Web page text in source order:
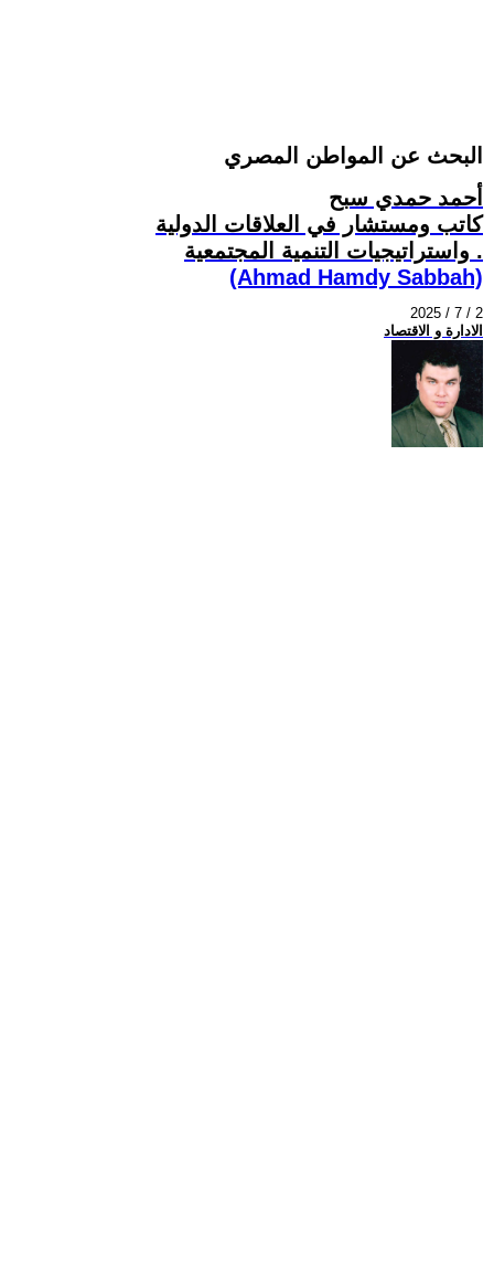
البحث عن المواطن المصري
أحمد حمدي سبح
كاتب ومستشار في العلاقات الدولية
واستراتيجيات التنمية المجتمعية .
(Ahmad Hamdy Sabbah)
2025 / 7 / 2
الادارة و الاقتصاد